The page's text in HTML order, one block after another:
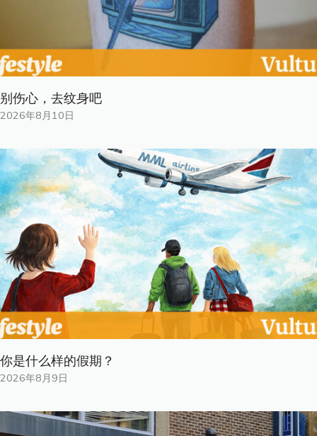
别伤心，去纹身吧
2026年8月10日
你是什​​么样的假期？
2026年8月9日